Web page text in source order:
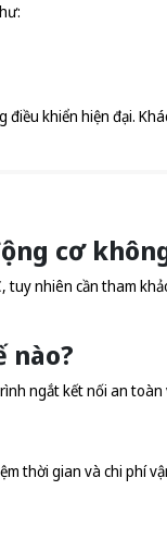
khiển hiện đại.
cơ
tuy nhiên cần tham
nào?
ngắt kết nối an toàn
thời gian và chi phí